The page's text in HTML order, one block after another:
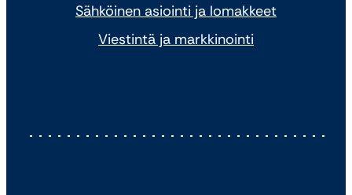
Sähköinen asiointi ja lomakkeet
Viestintä ja markkinointi